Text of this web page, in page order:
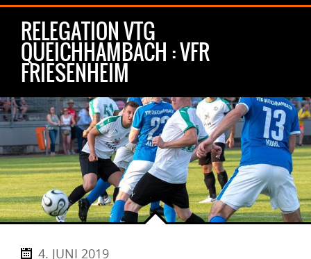
RELEGATION VTG
QUEICHHAMBACH : VFR
FRIESENHEIM
4. JUNI 2019